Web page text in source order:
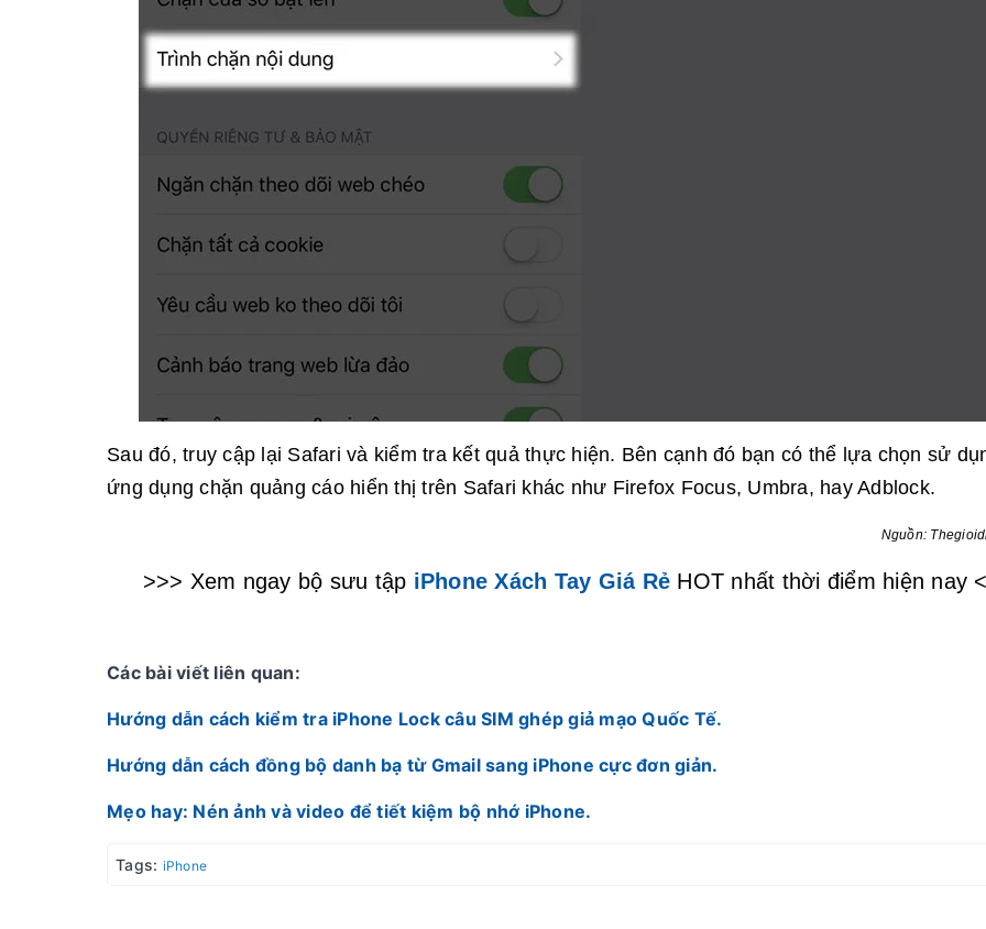
Sau đó, truy cập lại Safari và kiểm tra kết quả thực hiện. Bên cạnh đó bạn có thể lựa chọn sử
ứng dụng chặn quảng cáo hiển thị trên Safari khác như Firefox Focus, Umbra, hay Adblock.
Nguồn:
>>> Xem ngay bộ sưu tập iPhone Xách Tay Giá Rẻ HOT nhất thời điểm hiện nay
Các bài viết liên quan:
Hướng dẫn cách kiểm tra iPhone Lock câu SIM ghép giả mạo Quốc Tế.
Hướng dẫn cách đồng bộ danh bạ từ Gmail sang iPhone cực đơn giản.
Mẹo hay: Nén ảnh và video để tiết kiệm bộ nhớ iPhone.
Tags: iPhone